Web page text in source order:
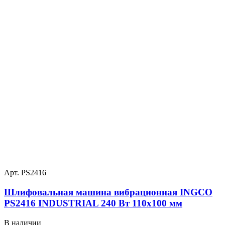
Арт. PS2416
Шлифовальная машина вибрационная INGCO
PS2416 INDUSTRIAL 240 Вт 110х100 мм
В наличии